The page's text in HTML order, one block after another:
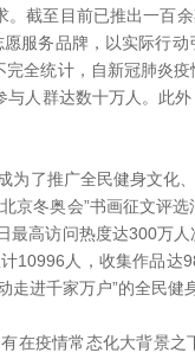
。截至目前已推出一百
服务品牌，以实际行
全统计，自新冠肺炎
人群达数十万人。此
了推广全民健身文化
京冬奥会”书画征文评
最高访问热度达300万
10996人，收集作品达
走进千家万户”的全民健
疫情常态化大背景之